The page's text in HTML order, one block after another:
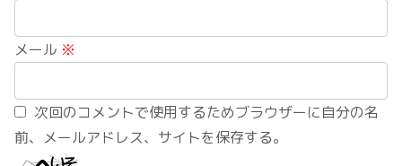
メール ※
次回のコメントで使用するためブラウザーに自分の名
前、メールアドレス、サイトを保存する。